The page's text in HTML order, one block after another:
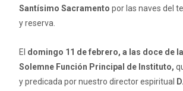
Santísimo Sacramento por las naves del
y reserva.
El domingo 11 de febrero, a las doce de
Solemne Función Principal de Instituto,
y predicada por nuestro director espiritual